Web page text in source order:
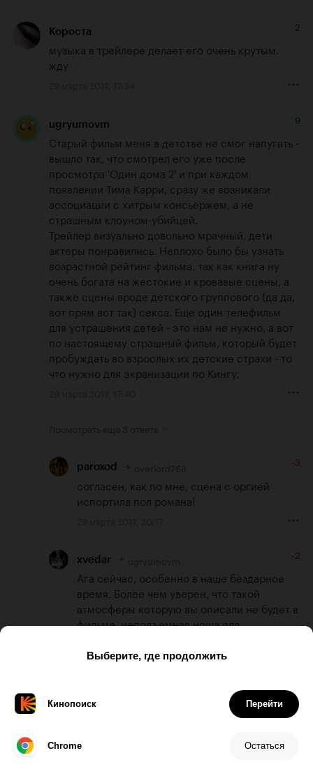
Короста 2
музыка в трейлере делает его очень крутым.
жду
ugryumovm 9
Старый фильм меня в детстве не смог напугать -
вышло так, что смотрел его уже после
просмотра 'Один дома 2' и при каждом
появлении Тима Карри, сразу же возникали
ассоциации с хитрым консьержем, а не
страшным клоуном-убийцей.
Трейлер визуально довольно мрачный, дети
актеры понравились. Неплохо было бы узнать
возрастной рейтинг фильма, так как книга ну
очень богата на жестокие и кровавые сцены, а
также сцены вроде детского группового (да да,
вот прям вот так) секса. Еще один телефильм
для устрашения детей - это нам не нужно, а вот
по настоящему страшный фильм, который будет
пробуждать во взрослых их детские страхи - то
что нужно для экранизации по Кингу.
paroxod -3
согласен, как по мне, сцена с оргией
испортила пол романа!
xvedar -2
Ага сейчас, особенно в наше бездарное
время. Более чем уверен, что такой
атмосферы которую вы описали не будет в
фильме, неподъемная ноша для
29 марта 2017, 21:40
Lepreckon 18